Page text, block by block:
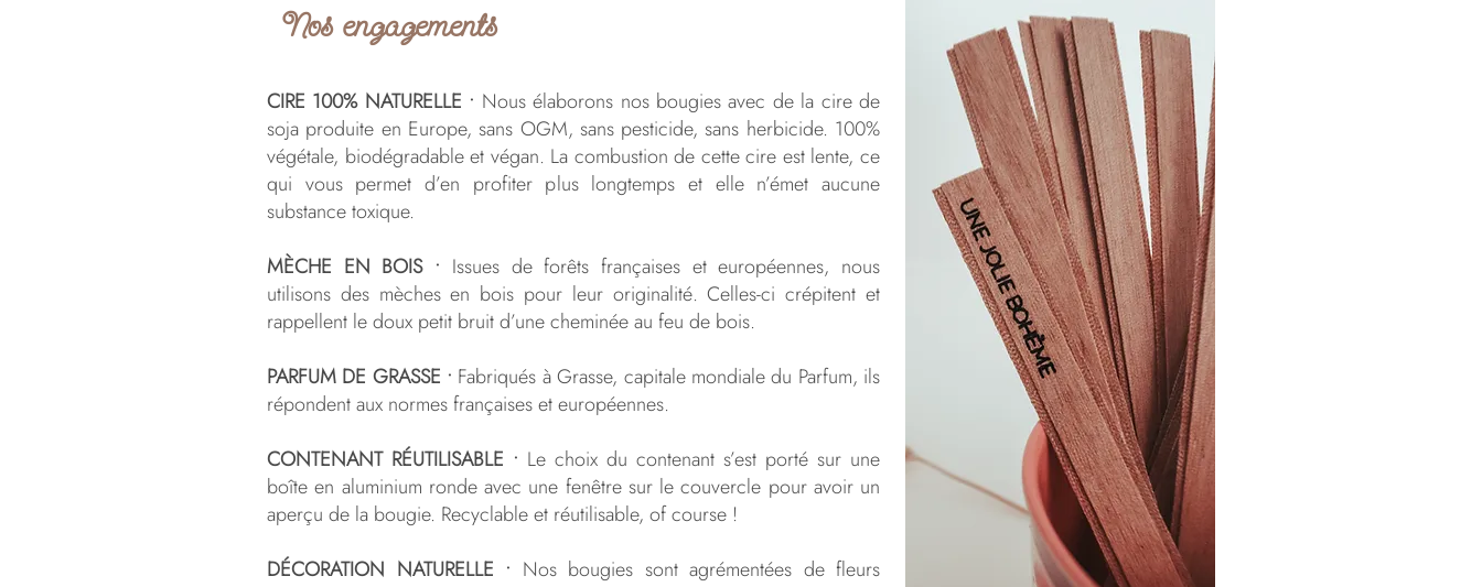
Nos engagements
CIRE 100% NATURELLE • Nous élaborons nos bougies avec de la cire de
soja produite en Europe, sans OGM, sans pesticide, sans herbicide. 100%
végétale, biodégradable et végan. La combustion de cette cire est lente, ce
qui vous permet d’en profiter plus longtemps et elle n’émet aucune
substance toxique.
MÈCHE EN BOIS • Issues de forêts françaises et européennes, nous
utilisons des mèches en bois pour leur originalité. Celles-ci crépitent et
rappellent le doux petit bruit d’une cheminée au feu de bois.
PARFUM DE GRASSE • Fabriqués à Grasse, capitale mondiale du Parfum, ils
répondent aux normes françaises et européennes.
CONTENANT RÉUTILISABLE • Le choix du contenant s’est porté sur une
boîte en aluminium ronde avec une fenêtre sur le couvercle pour avoir un
aperçu de la bougie. Recyclable et réutilisable, of course !
DÉCORATION NATURELLE • Nos bougies sont agrémentées de fleurs